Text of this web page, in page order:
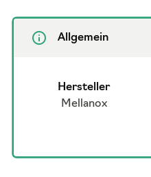
Allgemein
Hersteller
Mellanox